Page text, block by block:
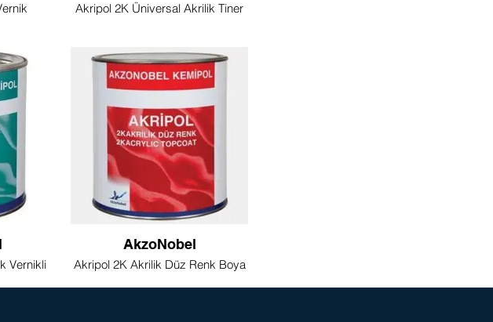
Akripol 2K Üniversal Akrilik Tiner
Vernikli
AkzoNobel
Akripol 2K Akrilik Düz Renk Boya